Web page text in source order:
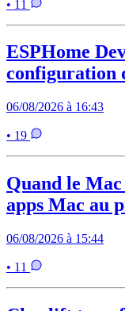
• 11
ESPHome
configuration
06/08/2026 à 16:43
• 19
Quand le
apps Mac au
06/08/2026 à 15:44
• 11